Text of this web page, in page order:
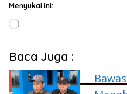
Menyukai ini:
Memuat...
Baca Juga :